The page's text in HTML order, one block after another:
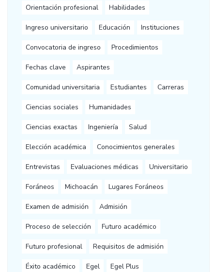
Orientación profesional Habilidades
Ingreso universitario Educación Instituciones
Convocatoria de ingreso Procedimientos
Fechas clave Aspirantes
Comunidad universitaria Estudiantes Carreras
Ciencias sociales Humanidades
Ciencias exactas Ingeniería Salud
Elección académica Conocimientos generales
Entrevistas Evaluaciones médicas Universitario
Foráneos Michoacán Lugares Foráneos
Examen de admisión Admisión
Proceso de selección Futuro académico
Futuro profesional Requisitos de admisión
Éxito académico Egel Egel Plus